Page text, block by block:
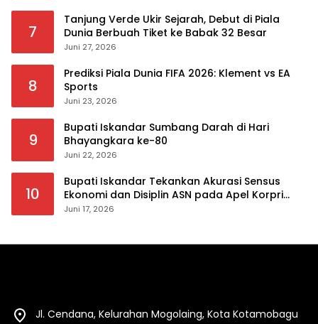
7
Tanjung Verde Ukir Sejarah, Debut di Piala
Dunia Berbuah Tiket ke Babak 32 Besar
Juni 27, 2026
8
Prediksi Piala Dunia FIFA 2026: Klement vs EA
Sports
Juni 23, 2026
9
Bupati Iskandar Sumbang Darah di Hari
Bhayangkara ke-80
Juni 22, 2026
10
Bupati Iskandar Tekankan Akurasi Sensus
Ekonomi dan Disiplin ASN pada Apel Korpri
Pemkab Bolsel
Juni 17, 2026
Jl. Cendana, Kelurahan Mogolaing, Kota Kotamobagu